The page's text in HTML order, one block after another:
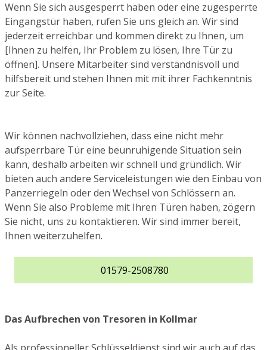
Wenn Sie sich ausgesperrt haben oder eine zugesperrte
Eingangstür haben, rufen Sie uns gleich an. Wir sind
jederzeit erreichbar und kommen direkt zu Ihnen, um
[Ihnen zu helfen, Ihr Problem zu lösen, Ihre Tür zu
öffnen]. Unsere Mitarbeiter sind verständnisvoll und
hilfsbereit und stehen Ihnen mit mit ihrer Fachkenntnis
zur Seite.
Wir können nachvollziehen, dass eine nicht mehr
aufsperrbare Tür eine beunruhigende Situation sein
kann, deshalb arbeiten wir schnell und gründlich. Wir
bieten auch andere Serviceleistungen wie den Einbau von
Panzerriegeln oder den Wechsel von Schlössern an.
Wenn Sie also Probleme mit Ihren Türen haben, zögern
Sie nicht, uns zu kontaktieren. Wir sind immer bereit,
Ihnen weiterzuhelfen.
01579-2508780
Das Aufbrechen von Tresoren in Kollmar